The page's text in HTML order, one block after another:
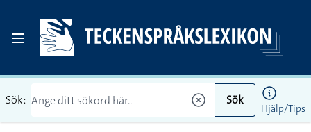
Sök: Sök
Hjälp/Tips